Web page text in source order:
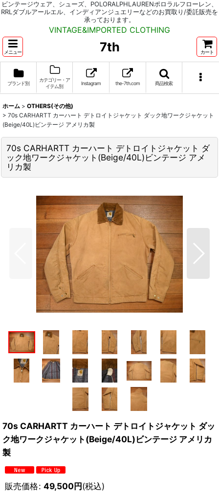
ビンテージウェア、シューズ、POLORALPHLAURENポロラルフローレン、
RRLダブルアールエル、インディアンジュエリーなどのお買取り/委託販売を
承っております。
VINTAGE&IMPORTED CLOTHING
メニュー 7th カート
ブランド別
カテゴリー・ア
イテム別
Instagram the-7th.com 商品検索
ホーム > OTHERS(その他)
> 70s CARHARTT カーハート デトロイトジャケット ダック地ワークジャケット
(Beige/40L)ビンテージ アメリカ製
70s CARHARTT カーハート デトロイトジャケット ダ
ック地ワークジャケット(Beige/40L)ビンテージ アメ
リカ製
70s CARHARTT カーハート デトロイトジャケット ダッ
ク地ワークジャケット(Beige/40L)ビンテージ アメリカ
製
販売価格: 49,500円(税込)